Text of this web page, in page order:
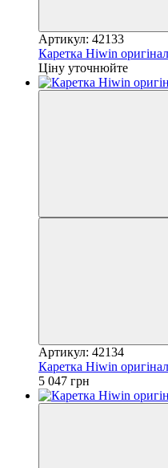
Артикул: 42133
Каретка Hiwin
Ціну уточнюйте
Артикул: 42134
Каретка Hiwin
5 047 грн